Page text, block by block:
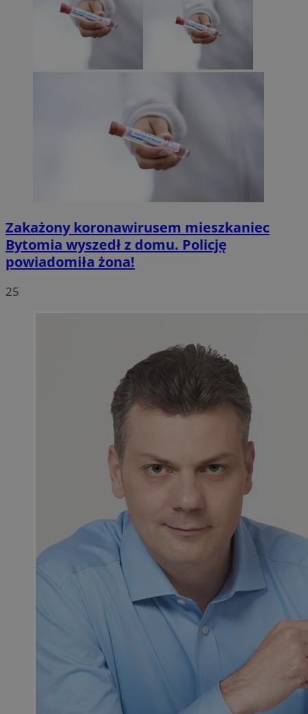
Zakażony koronawirusem mieszkaniec
Bytomia wyszedł z domu. Policję
powiadomiła żona!
25